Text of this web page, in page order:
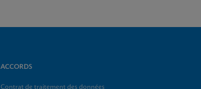
ACCORDS
Contrat de traitement des données